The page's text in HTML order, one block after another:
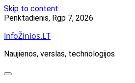
Skip to content
Penktadienis, Rgp 7, 2026
InfoŽinios.LT
Naujienos, verslas, technologijos